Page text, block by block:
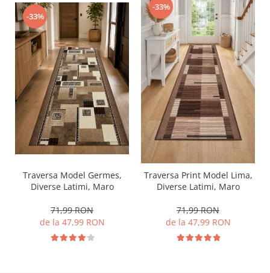
-33%
Traversa Model Germes,
Diverse Latimi, Maro
71,99 RON
de la 47,99 RON
-33%
Traversa Print Model Lima,
Diverse Latimi, Maro
71,99 RON
de la 47,99 RON